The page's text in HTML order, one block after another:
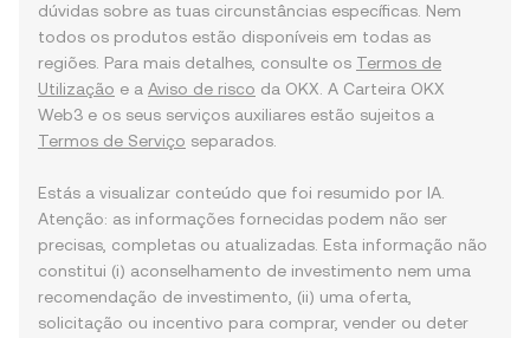
dúvidas sobre as tuas circunstâncias específicas. Nem
todos os produtos estão disponíveis em todas as
regiões. Para mais detalhes, consulte os Termos de
Utilização e a Aviso de risco da OKX. A Carteira OKX
Web3 e os seus serviços auxiliares estão sujeitos a
Termos de Serviço separados.
Estás a visualizar conteúdo que foi resumido por IA.
Atenção: as informações fornecidas podem não ser
precisas, completas ou atualizadas. Esta informação não
constitui (i) aconselhamento de investimento nem uma
recomendação de investimento, (ii) uma oferta,
solicitação ou incentivo para comprar, vender ou deter